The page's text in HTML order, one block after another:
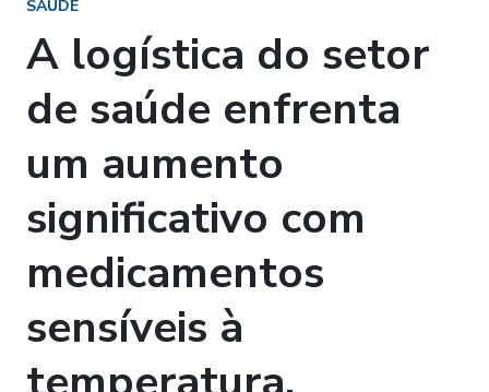
SAÚDE
A logística do setor
de saúde enfrenta
um aumento
significativo com
medicamentos
sensíveis à